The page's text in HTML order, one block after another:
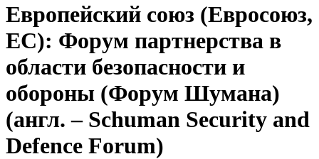
Европейский союз (Евросоюз,
ЕС): Форум партнерства в
области безопасности и
обороны (Форум Шумана)
(англ. – Schuman Security and
Defence Forum)